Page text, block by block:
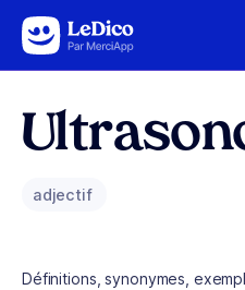
Aller au contenu
adjectif
Définitions, synonymes,